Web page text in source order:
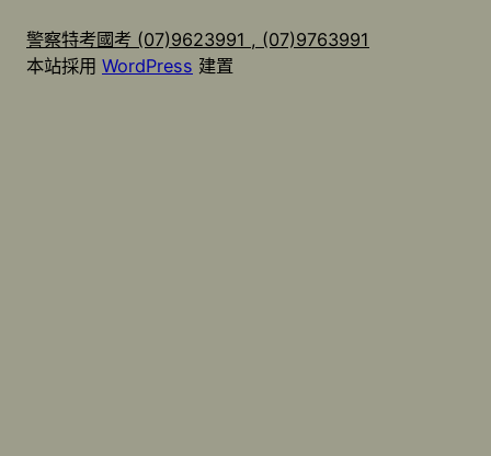
警察特考國考 (07)9623991 , (07)9763991
本站採用 WordPress 建置